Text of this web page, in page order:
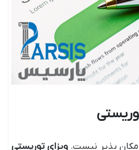
پذیر نیست. ویزای توریستی